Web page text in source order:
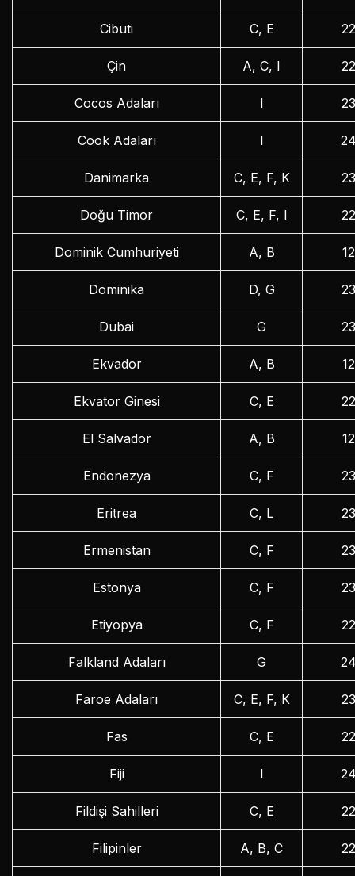
Cibuti C, E
Çin A, C, I
Cocos Adaları I
Cook Adaları I
Danimarka C, E, F, K
Doğu Timor C, E, F, I
Dominik Cumhuriyeti A, B
Dominika D, G
Dubai G
Ekvador A, B
Ekvator Ginesi C, E
El Salvador A, B
Endonezya C, F
Eritrea C, L
Ermenistan C, F
Estonya C, F
Etiyopya C, F
Falkland Adaları G
Faroe Adaları C, E, F, K
Fas C, E
Fiji I
Fildişi Sahilleri C, E
Filipinler A, B, C